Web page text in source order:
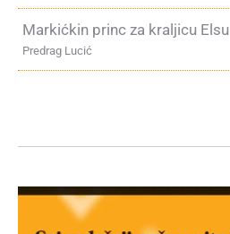
Markićkin princ za kraljicu Elsu
Predrag Lucić